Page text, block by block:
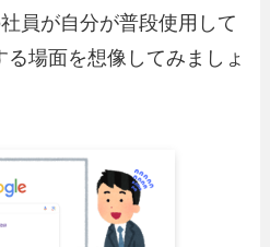
員が自分が普段使用して
場面を想像してみましょ